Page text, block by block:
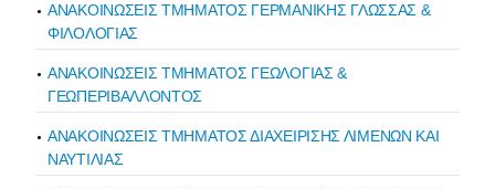
ΑΝΑΚΟΙΝΩΣΕΙΣ ΤΜΗΜΑΤΟΣ ΓΕΡΜΑΝΙΚΗΣ ΓΛΩΣΣΑΣ &
ΦΙΛΟΛΟΓΙΑΣ
ΑΝΑΚΟΙΝΩΣΕΙΣ ΤΜΗΜΑΤΟΣ ΓΕΩΛΟΓΙΑΣ &
ΓΕΩΠΕΡΙΒΑΛΛΟΝΤΟΣ
ΑΝΑΚΟΙΝΩΣΕΙΣ ΤΜΗΜΑΤΟΣ ΔΙΑΧΕΙΡΙΣΗΣ ΛΙΜΕΝΩΝ ΚΑΙ
ΝΑΥΤΙΛΙΑΣ